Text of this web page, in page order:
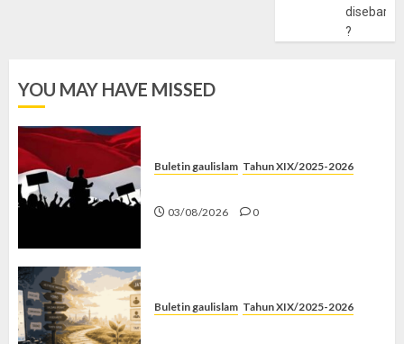
?
YOU MAY HAVE MISSED
Buletin gaulislam Tahun XIX/2025-2026
03/08/2026 0
Buletin gaulislam Tahun XIX/2025-2026